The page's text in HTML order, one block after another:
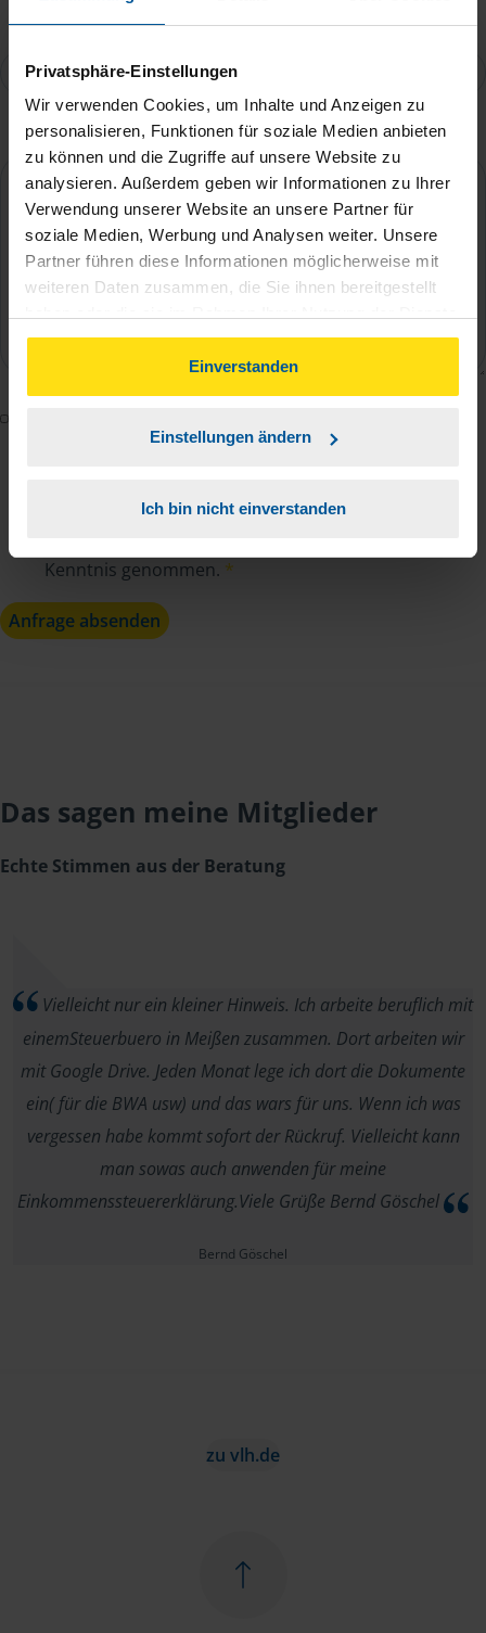
Privatsphäre-Einstellungen
Wir verwenden Cookies, um Inhalte und Anzeigen zu
personalisieren, Funktionen für soziale Medien anbieten
zu können und die Zugriffe auf unsere Website zu
analysieren. Außerdem geben wir Informationen zu Ihrer
Verwendung unserer Website an unsere Partner für
soziale Medien, Werbung und Analysen weiter. Unsere
Partner führen diese Informationen möglicherweise mit
weiteren Daten zusammen, die Sie ihnen bereitgestellt
gesammelt haben. Indem Sie auf Einverstanden klicken,
können Sie der Verwendung von Cookies, gemäß
unserer
Einverstanden
Einstellungen ändern
Ich bin nicht einverstanden
Telefonnummer
Ihre Nachricht an Barbara Rettner*
mich damit einverstanden, dass meine Daten zur
Analyse der Zugriffsquelle verwendet werden.
Kenntnis genommen. *
Anfrage absenden
Das sagen meine Mitglieder
Echte Stimmen aus der Beratung
Vielleicht nur ein kleiner Hinweis. Ich arbeite beruflich mit
einemSteuerbuero in Meißen zusammen. Dort arbeiten wir
mit Google Drive. Jeden Monat lege ich dort die Dokumente
ein( für die BWA usw) und das wars für uns. Wenn ich was
vergessen habe kommt sofort der Rückruf. Vielleicht kann
man sowas auch anwenden für meine
Einkommenssteuererklärung.Viele Grüße Bernd Göschel
Bernd Göschel
zu vlh.de